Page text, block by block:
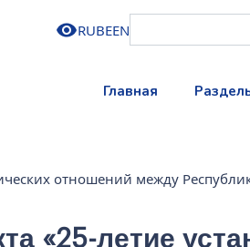
RUBEEN
Главная
отношений между
«25-летие